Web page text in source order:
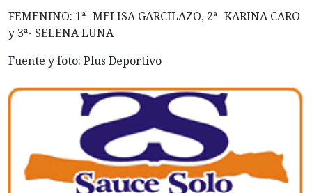
FEMENINO: 1ª- MELISA GARCILAZO, 2ª- KARINA CARO
y 3ª- SELENA LUNA
Fuente y foto: Plus Deportivo